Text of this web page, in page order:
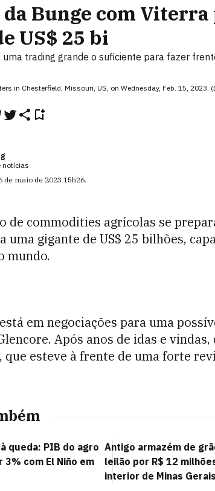
da Bunge com
US$ 25 bi
uma trading grande o suficiente para fazer
in Chesterfield, Missouri, US, on Wednesday, Feb. 15, 2023.
notícias
de maio de 2023 15h26.
de commodities agrícolas se
uma gigante de US$ 25 bilhões,
mundo.
está em negociações para uma
Após anos de idas e vindas,
que esteve à frente de uma forte
queda: PIB do agro
3% com El Niño em
Antigo armazém de
leilão por R$ 12
interior de Minas Gerais